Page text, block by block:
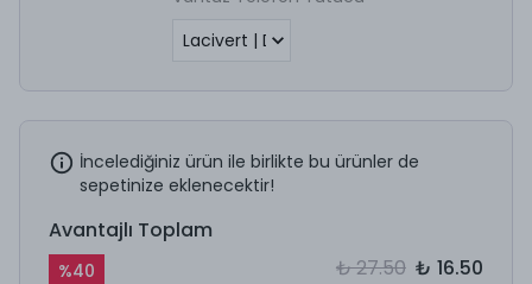
İncelediğiniz ürün ile birlikte bu ürünler de
sepetinize eklenecektir!
Avantajlı Toplam
%40 ₺ 27.50 ₺ 16.50